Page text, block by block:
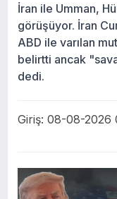
İran ile Umman,
görüşüyor. İran
ABD ile varılan
belirtti ancak
dedi.
Giriş: 08-08-2026